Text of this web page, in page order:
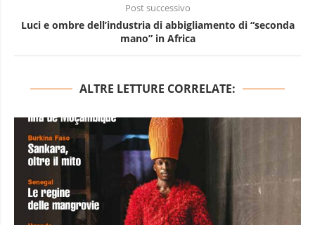
Post successivo
Luci e ombre dell’industria di abbigliamento di “seconda
mano” in Africa
ALTRE LETTURE CORRELATE: